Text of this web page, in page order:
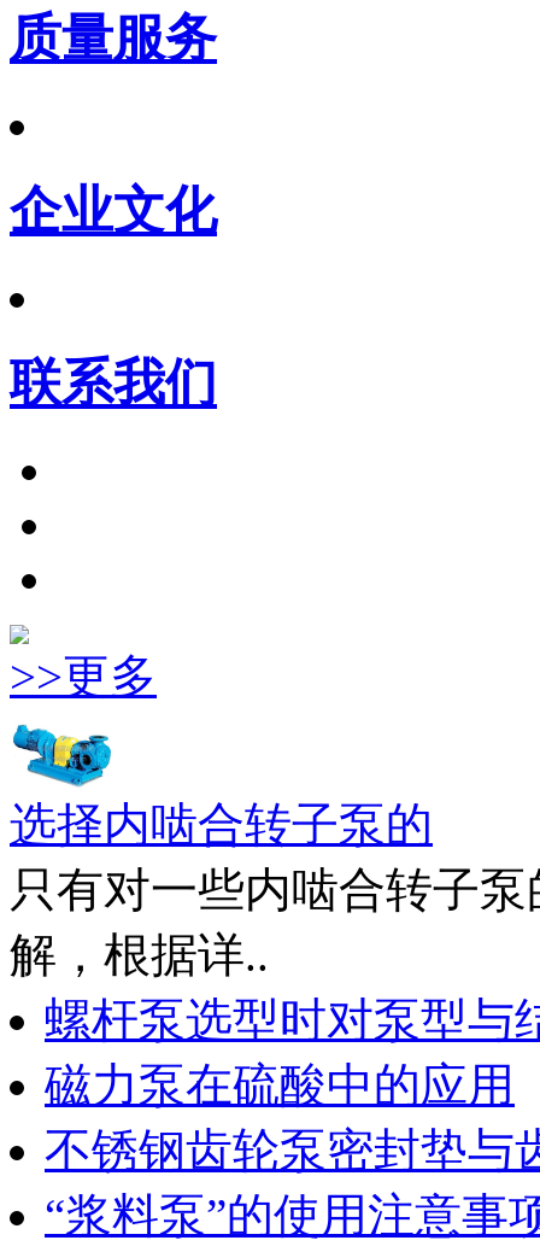
质量服务
企业文化
联系我们
>>更多
选择内啮合转子泵的
只有对一些内啮合转子
解，根据详..
螺杆泵选型时对泵型与
磁力泵在硫酸中的应用
不锈钢齿轮泵密封垫与
“浆料泵”的使用注意事